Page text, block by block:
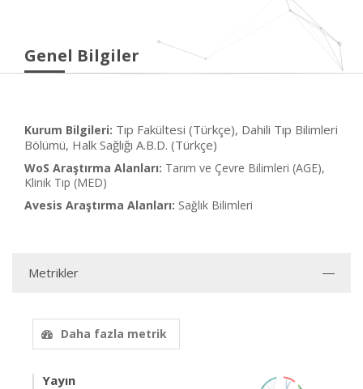
Genel Bilgiler
Kurum Bilgileri: Tıp Fakültesi (Türkçe), Dahili Tıp Bilimleri
Bölümü, Halk Sağlığı A.B.D. (Türkçe)
WoS Araştırma Alanları: Tarım ve Çevre Bilimleri (AGE),
Klinik Tıp (MED)
Avesis Araştırma Alanları: Sağlık Bilimleri
Metrikler
Daha fazla metrik
Yayın